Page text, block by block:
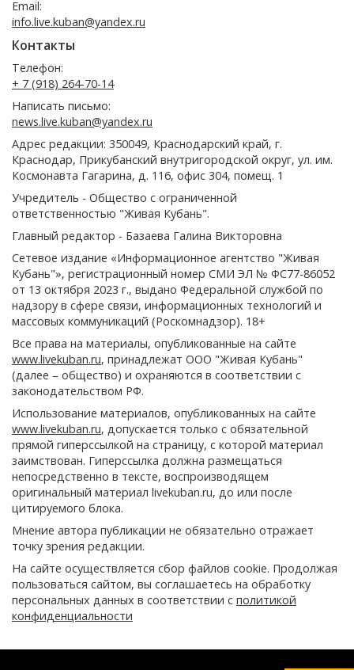
Email:
info.live.kuban@yandex.ru
Контакты
Телефон:
+ 7 (918) 264-70-14
Написать письмо:
news.live.kuban@yandex.ru
Адрес редакции: 350049, Краснодарский край, г.
Краснодар, Прикубанский внутригородской округ, ул. им.
Космонавта Гагарина, д. 116, офис 304, помещ. 1
Учредитель - Общество с ограниченной
ответственностью "Живая Кубань".
Главный редактор - Базаева Галина Викторовна
Сетевое издание «Информационное агентство "Живая
Кубань"», регистрационный номер СМИ ЭЛ № ФС77-86052
от 13 октября 2023 г., выдано Федеральной службой по
надзору в сфере связи, информационных технологий и
массовых коммуникаций (Роскомнадзор). 18+
Все права на материалы, опубликованные на сайте
www.livekuban.ru, принадлежат ООО "Живая Кубань"
(далее – общество) и охраняются в соответствии с
законодательством РФ.
Использование материалов, опубликованных на сайте
www.livekuban.ru, допускается только с обязательной
прямой гиперссылкой на страницу, с которой материал
заимствован. Гиперссылка должна размещаться
непосредственно в тексте, воспроизводящем
оригинальный материал livekuban.ru, до или после
цитируемого блока.
Мнение автора публикации не обязательно отражает
точку зрения редакции.
На сайте осуществляется сбор файлов cookie. Продолжая
пользоваться сайтом, вы соглашаетесь на обработку
персональных данных в соответствии с политикой
конфиденциальности